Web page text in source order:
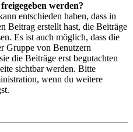
werden?
entschieden haben, dass in
Beitrag erstellt hast, die Beiträge
Es ist auch möglich, dass die
Gruppe von Benutzern
die Beiträge erst begutachten
sichtbar werden. Bitte
wenn du weitere